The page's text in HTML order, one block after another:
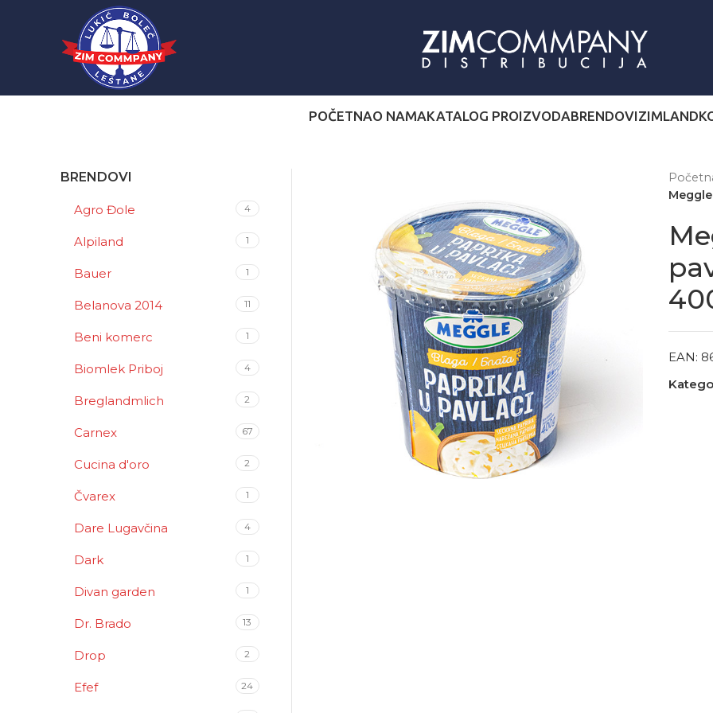
POČETNAO NAMAKATALOG PROIZVODABRENDOVIZIMLAND
EAN:
BRENDOVI
Agro Đole 4
Alpiland 1
Bauer 1
Belanova 2014 11
Beni komerc 1
Biomlek Priboj 4
Breglandmlich 2
Carnex 67
Cucina d'oro 2
Čvarex 1
Dare Lugavčina 4
Dark 1
Divan garden 1
Dr. Brado 13
Drop 2
Efef 24